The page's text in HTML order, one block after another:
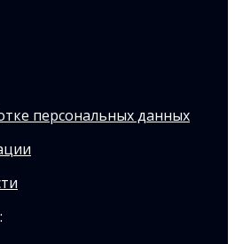
персональных данных